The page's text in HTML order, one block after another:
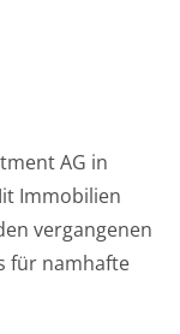
AG in
Immobilien
vergangenen
für namhafte